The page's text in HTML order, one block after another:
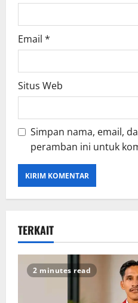
Email *
Situs Web
Simpan nama, email,
peramban ini untuk
TERKAIT
2 minutes read